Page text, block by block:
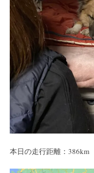
本日の走行距離：386km